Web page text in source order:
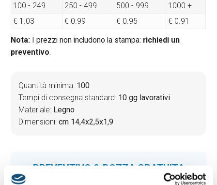
100 - 249 250 - 499 500 - 999
1000 +
€ 1.03
€ 0.99 € 0.95 € 0.91
Nota: I prezzi non includono la stampa: richiedi un
preventivo.
Quantità minima: 100
Tempi di consegna standard: 10 gg lavorativi
Materiale: Legno
Dimensioni:cm 14,4x2,5x1,9
PREVENTIVO & BOZZA GRATUITA
Potrai indicare successivamente la suddivisione per